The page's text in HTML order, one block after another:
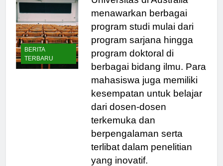
BERITA
TERBARU
menawarkan berbagai
program studi mulai dari
program sarjana hingga
program doktoral di
berbagai bidang ilmu. Para
mahasiswa juga memiliki
kesempatan untuk belajar
dari dosen-dosen
terkemuka dan
berpengalaman serta
terlibat dalam penelitian
yang inovatif.